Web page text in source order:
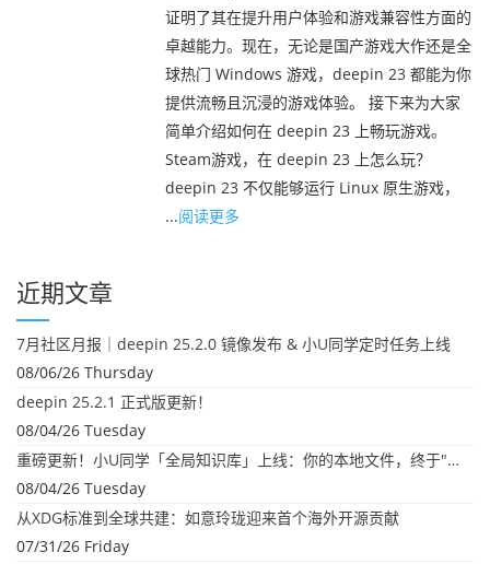
证明了其在提升用户体验和游戏兼容性方面的
卓越能力。现在，无论是国产游戏大作还是全
球热门 Windows 游戏，deepin 23 都能为你
提供流畅且沉浸的游戏体验。 接下来为大家
简单介绍如何在 deepin 23 上畅玩游戏。
Steam游戏，在 deepin 23 上怎么玩？
deepin 23 不仅能够运行 Linux 原生游戏，
...阅读更多
近期文章
7月社区月报｜deepin 25.2.0 镜像发布 & 小U同学定时任务上线
08/06/26 Thursday
deepin 25.2.1 正式版更新！
08/04/26 Tuesday
重磅更新！小U同学「全局知识库」上线：你的本地文件，终于"活"起来了
08/04/26 Tuesday
从XDG标准到全球共建：如意玲珑迎来首个海外开源贡献
07/31/26 Friday